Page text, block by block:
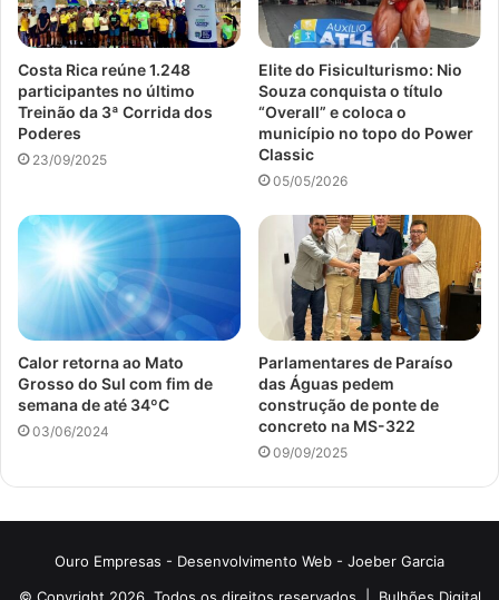
Costa Rica reúne 1.248
participantes no último
Treinão da 3ª Corrida dos
Poderes
23/09/2025
Elite do Fisiculturismo: Nio
Souza conquista o título
“Overall” e coloca o
município no topo do Power
Classic
05/05/2026
Calor retorna ao Mato
Grosso do Sul com fim de
semana de até 34ºC
03/06/2024
Parlamentares de Paraíso
das Águas pedem
construção de ponte de
concreto na MS-322
09/09/2025
Ouro Empresas - Desenvolvimento Web - Joeber Garcia
© Copyright 2026, Todos os direitos reservados | Bulhões Digital